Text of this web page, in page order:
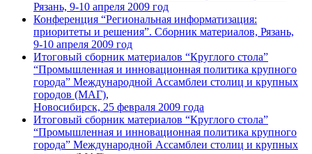
Рязань, 9-10 апреля 2009 год
Конференция “Региональная информатизация:
приоритеты и решения”. Сборник материалов, Рязань,
9-10 апреля 2009 год
Итоговый сборник материалов “Круглого стола”
“Промышленная и инновационная политика крупного
города” Международной Ассамблеи столиц и крупных
городов (МАГ),
Новосибирск, 25 февраля 2009 года
Итоговый сборник материалов “Круглого стола”
“Промышленная и инновационная политика крупного
города” Международной Ассамблеи столиц и крупных